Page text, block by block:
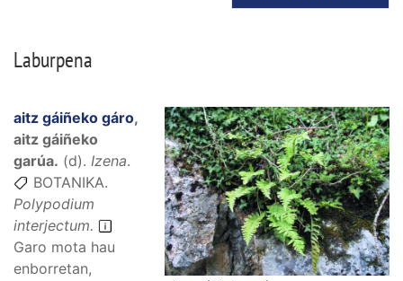
Laburpena
aitz gáiñeko gáro,
aitz gáiñeko
garúa. (d). Izena.
BOTANIKA.
Polypodium
interjectum.
Garo mota hau
enborretan,